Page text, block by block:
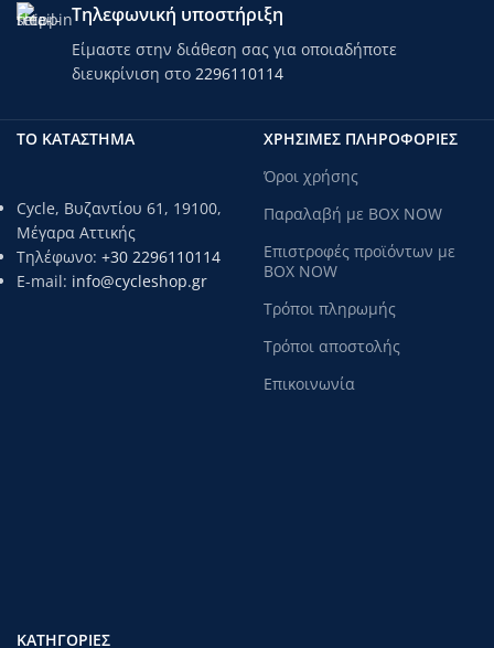
σημεία καταπόνησης. Πασαλάκια.
MΠΑΝΕΛΕΣ: Yψηλής ποιότητας
fiberglass μπανέλες διαμέτρου
ΔΙΑΣΤΑΣΕΙΣ
Πλάτος: 210cm
62x15x15cm
Βάρος: 3.2 kg
Τηλεφωνική υποστήριξη
Είμαστε στην διάθεση σας για οποιαδήποτε
διευκρίνιση στο 2296110114
ΤΟ ΚΑΤΑΣΤΗΜΑ
Cycle, Βυζαντίου 61, 19100,
Μέγαρα Αττικής
Τηλέφωνο: +30 2296110114
E-mail: info@cycleshop.gr
ΧΡΗΣΙΜΕΣ ΠΛΗΡΟΦΟΡΙΕΣ
Όροι χρήσης
Παραλαβή με BOX NOW
Επιστροφές προϊόντων με
BOX NOW
Τρόποι πληρωμής
Τρόποι αποστολής
Επικοινωνία
ΚΑΤΗΓΟΡΊΕΣ